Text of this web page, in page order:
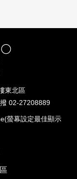
東北區
02-27208889
螢幕設定最佳顯示